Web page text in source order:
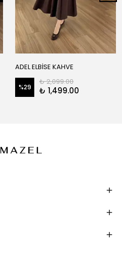
ADEL ELBİSE KAHVE
%29
₺ 2,099.00
₺ 1,499.00